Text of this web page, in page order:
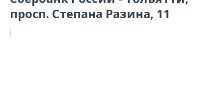
просп. Степана Разина, 11